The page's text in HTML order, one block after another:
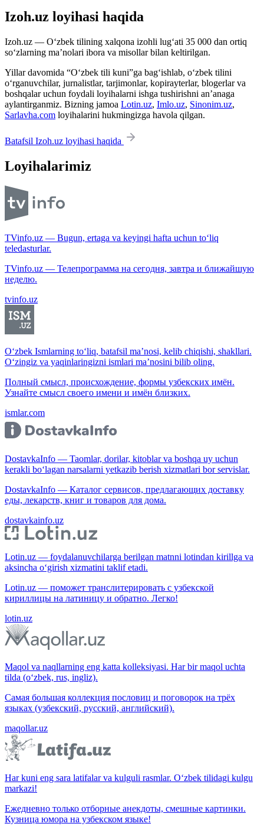
Izoh.uz loyihasi haqida
Izoh.uz — O‘zbek tilining xalqona izohli lug‘ati 35 000 dan ortiq
so‘zlarning ma’nolari ibora va misollar bilan keltirilgan.
Yillar davomida “O‘zbek tili kuni”ga bag‘ishlab, o‘zbek tilini
o‘rganuvchilar, jurnalistlar, tarjimonlar, kopirayterlar, blogerlar va
boshqalar uchun foydali loyihalarni ishga tushirishni an’anaga
aylantirganmiz. Bizning jamoa Lotin.uz, Imlo.uz, Sinonim.uz,
Sarlavha.com loyihalarini hukmingizga havola qilgan.
Batafsil Izoh.uz loyihasi haqida
Loyihalarimiz
TVinfo.uz — Bugun, ertaga va keyingi hafta uchun to‘liq
teledasturlar.
TVinfo.uz — Телепрограмма на сегодня, завтра и ближайшую
неделю.
tvinfo.uz
O‘zbek Ismlarning to‘liq, batafsil ma’nosi, kelib chiqishi, shakllari.
O‘zingiz va yaqinlaringizni ismlari ma’nosini bilib oling.
Полный смысл, происхождение, формы узбекских имён.
Узнайте смысл своего имени и имён близких.
ismlar.com
DostavkaInfo — Taomlar, dorilar, kitoblar va boshqa uy uchun
kerakli bo‘lagan narsalarni yetkazib berish xizmatlari bor servislar.
DostavkaInfo — Каталог сервисов, предлагающих доставку
еды, лекарств, книг и товаров для дома.
dostavkainfo.uz
Lotin.uz — foydalanuvchilarga berilgan matnni lotindan kirillga va
aksincha o‘girish xizmatini taklif etadi.
Lotin.uz — поможет транслитерировать с узбекской
кириллицы на латиницу и обратно. Легко!
lotin.uz
Maqol va naqllarning eng katta kolleksiyasi. Har bir maqol uchta
tilda (o‘zbek, rus, ingliz).
Самая большая коллекция пословиц и поговорок на трёх
языках (узбекский, русский, английский).
maqollar.uz
Har kuni eng sara latifalar va kulguli rasmlar. O‘zbek tilidagi kulgu
markazi!
Ежедневно только отборные анекдоты, смешные картинки.
Кузница юмора на узбекском языке!